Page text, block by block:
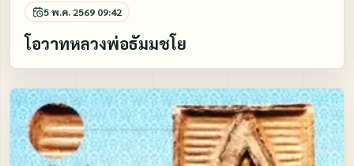
5 พ.ค. 2569 09:42
โอวาทหลวงพ่อธัมมชโย